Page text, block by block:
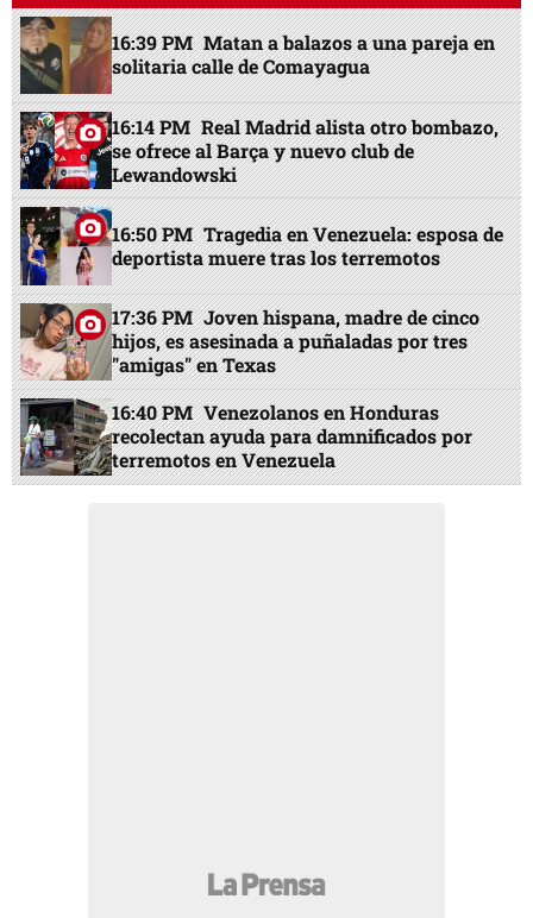
16:39 PM Matan a balazos a una pareja en
solitaria calle de Comayagua
16:14 PM Real Madrid alista otro bombazo,
se ofrece al Barça y nuevo club de
Lewandowski
16:50 PM Tragedia en Venezuela: esposa de
deportista muere tras los terremotos
17:36 PM Joven hispana, madre de cinco
hijos, es asesinada a puñaladas por tres
"amigas" en Texas
16:40 PM Venezolanos en Honduras
recolectan ayuda para damnificados por
terremotos en Venezuela